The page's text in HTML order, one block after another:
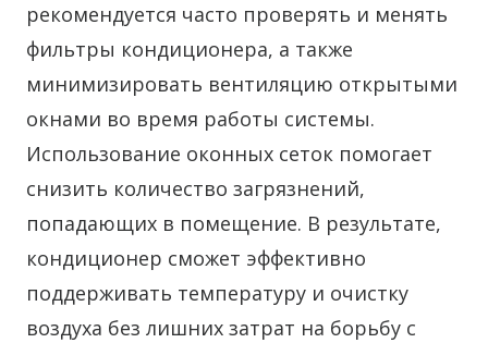
рекомендуется часто проверять и менять
фильтры кондиционера, а также
минимизировать вентиляцию открытыми
окнами во время работы системы.
Использование оконных сеток помогает
снизить количество загрязнений,
попадающих в помещение. В результате,
кондиционер сможет эффективно
поддерживать температуру и очистку
воздуха без лишних затрат на борьбу с